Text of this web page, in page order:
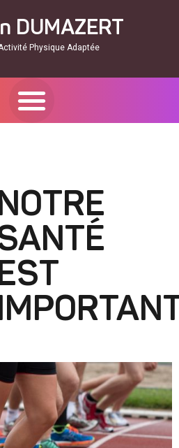
DUMAZERT
Physique Adaptée